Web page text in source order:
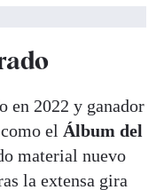
en 2022 y ganador
el Álbum del
material nuevo
la extensa gira